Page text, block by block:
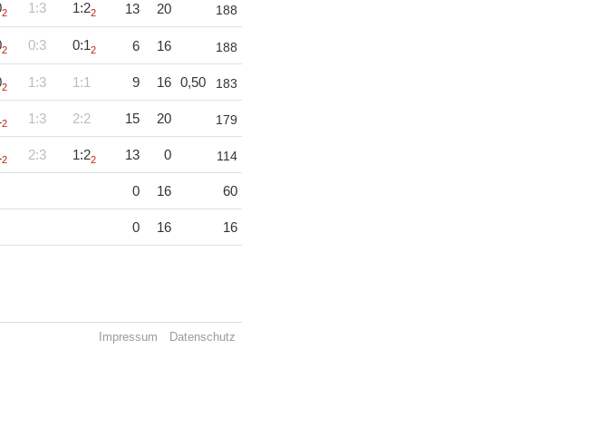
2 1:3 1:22 13 20 188
2 0:3 0:12 6 16 188
2 1:3 1:1 9 16 0,50 183
2 1:3 2:2 15 20 179
2 2:3 1:22 13 0 114
0 16 60
0 16 16
Impressum Datenschutz